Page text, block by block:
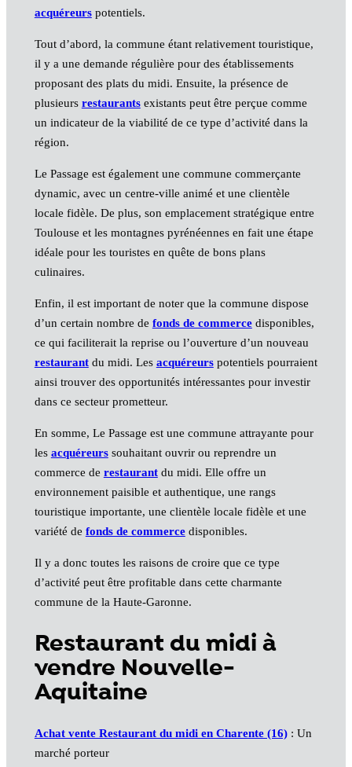
acquéreurspotentiels.
Tout d’abord, la commune étant relativement touristique,
il y a une demande régulière pour des établissements
proposant des plats du midi. Ensuite, la présence de
plusieurs restaurantsexistants peut être perçue comme
un indicateur de la viabilité de ce type d’activité dans la
région.
Le Passage est également une commune commerçante
dynamic, avec un centre-ville animé et une clientèle
locale fidèle. De plus, son emplacement stratégique entre
Toulouse et les montagnes pyrénéennes en fait une étape
idéale pour les touristes en quête de bons plans
culinaires.
Enfin, il est important de noter que la commune dispose
d’un certain nombre de fonds de commercedisponibles,
ce qui faciliterait la reprise ou l’ouverture d’un nouveau
restaurantdu midi. Les acquéreurspotentiels pourraient
ainsi trouver des opportunités intéressantes pour investir
dans ce secteur prometteur.
En somme, Le Passage est une commune attrayante pour
les acquéreurssouhaitant ouvrir ou reprendre un
commerce de restaurantdu midi. Elle offre un
environnement paisible et authentique, une rangs
touristique importante, une clientèle locale fidèle et une
variété de fonds de commercedisponibles.
Il y a donc toutes les raisons de croire que ce type
d’activité peut être profitable dans cette charmante
commune de la Haute-Garonne.
Restaurant du midi à
vendre Nouvelle-
Aquitaine
Achat vente Restaurant du midi en Charente (16): Un
marché porteur